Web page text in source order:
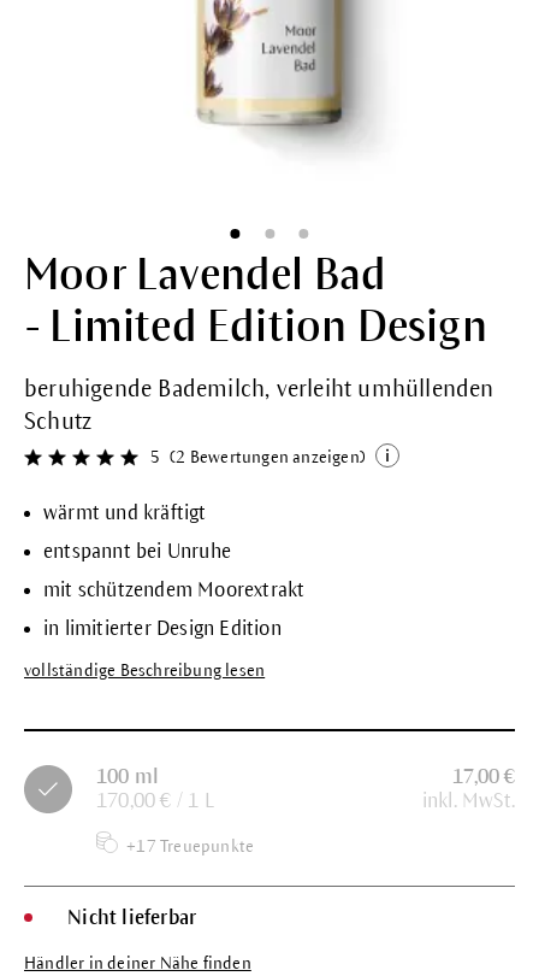
Moor Lavendel Bad
- Limited Edition Design
beruhigende Bademilch, verleiht umhüllenden
Schutz
Durchschnittliche Bewertung von 5 von 5 Sternen
5 (2 Bewertungen anzeigen)
wärmt und kräftigt
entspannt bei Unruhe
mit schützendem Moorextrakt
in limitierter Design Edition
vollständige Beschreibung lesen
100 ml
170,00 € / 1 L
+17 Treuepunkte
17,00 €
inkl. MwSt.
Nicht lieferbar
Händler in deiner Nähe finden